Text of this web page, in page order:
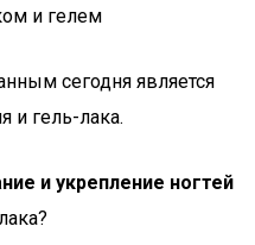
и гелем
сегодня является
и гель-лака.
и укрепление ногтей